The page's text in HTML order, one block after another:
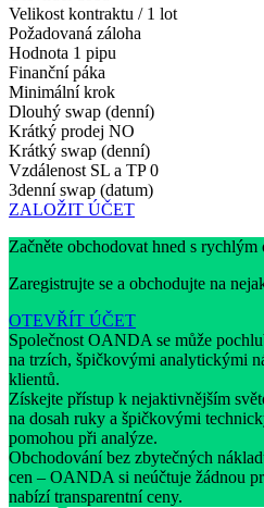
Velikost kontraktu / 1 lot
Požadovaná záloha
Hodnota 1 pipu
Finanční páka
Minimální krok
Dlouhý swap (denní)
Krátký prodej NO
Krátký swap (denní)
Vzdálenost SL a TP 0
3denní swap (datum)
ZALOŽIT ÚČET
Začněte obchodovat hned s rychlým
Zaregistrujte se a obchodujte na
OTEVŘÍT ÚČET
Společnost OANDA se může
na trzích, špičkovými analytickými
klientů.
Získejte přístup k nejaktivnějším
na dosah ruky a špičkovými
pomohou při analýze.
Obchodování bez zbytečných
cen – OANDA si neúčtuje žádnou
nabízí transparentní ceny.